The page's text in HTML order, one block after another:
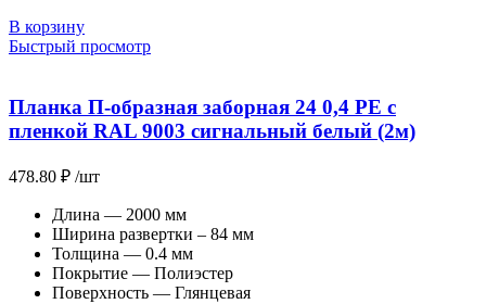
В корзину
Быстрый просмотр
Планка П-образная заборная 24 0,4 PE с
пленкой RAL 9003 сигнальный белый (2м)
478.80 ₽ /шт
Длина — 2000 мм
Ширина развертки – 84 мм
Толщина — 0.4 мм
Покрытие — Полиэстер
Поверхность — Глянцевая